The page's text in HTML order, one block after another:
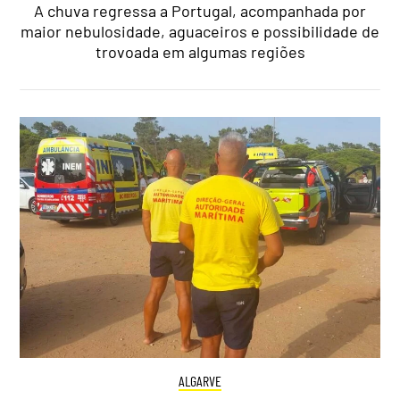
A chuva regressa a Portugal, acompanhada por
maior nebulosidade, aguaceiros e possibilidade de
trovoada em algumas regiões
ALGARVE